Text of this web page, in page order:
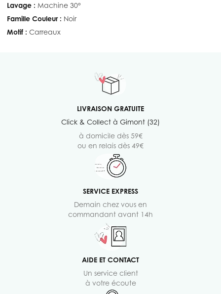
Lavage : Machine 30°
Famille Couleur : Noir
Motif : Carreaux
LIVRAISON GRATUITE
Click & Collect à Gimont (32)
à domicile dès 59€
ou en relais dès 49€
SERVICE EXPRESS
Demain chez vous en
commandant avant 14h
AIDE ET CONTACT
Un service client
à votre écoute